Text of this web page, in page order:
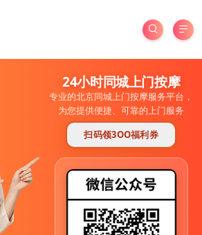
24小时同城上门按摩
专业的北京同城上门按摩服务平台，
为您提供便捷、可靠的上门服务
扫码领3OO福利券